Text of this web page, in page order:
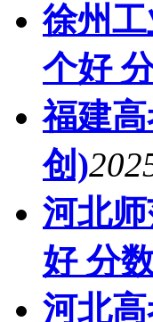
徐州
个好
福建
创)
河北
好 分
河北